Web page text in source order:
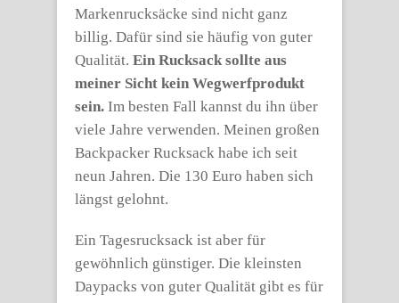
Markenrucksäcke sind nicht ganz
billig. Dafür sind sie häufig von guter
Qualität. Ein Rucksack sollte aus
meiner Sicht kein Wegwerfprodukt
sein. Im besten Fall kannst du ihn über
viele Jahre verwenden. Meinen großen
Backpacker Rucksack habe ich seit
neun Jahren. Die 130 Euro haben sich
längst gelohnt.
Ein Tagesrucksack ist aber für
gewöhnlich günstiger. Die kleinsten
Daypacks von guter Qualität gibt es für